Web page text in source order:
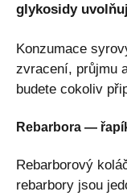
glykosidy
Konzumace
zvracení, průjmu
budete cokoliv
Rebarbora —
Rebarborový
rebarbory jsou